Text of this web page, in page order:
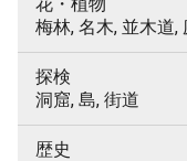
梅林, 名木, 並木道,
探検
洞窟, 島, 街道
歴史